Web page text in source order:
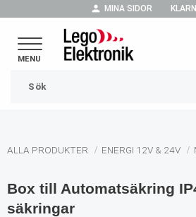
person MINA SIDOR
ALLA PRODUKTER ENERGI 12V & 24V
Box till Automatsäkring
säkringar